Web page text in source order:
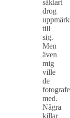
såklart
drog
till
sig.
Men
även
mig
ville
de
med.
Några
killar